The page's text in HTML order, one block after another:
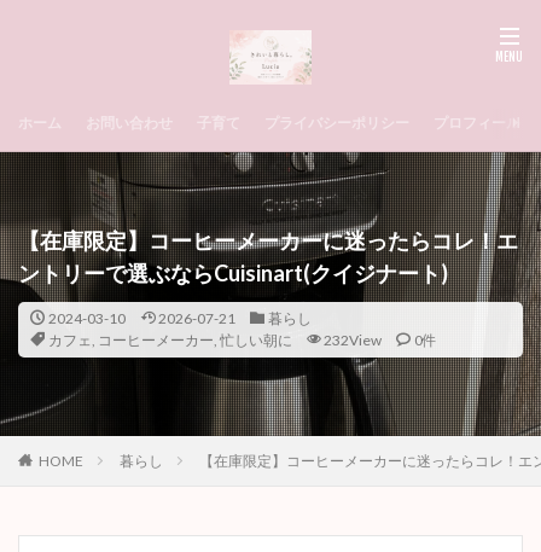
ホーム お問い合わせ 子育て プライバシーポリシー プロフィール
【在庫限定】コーヒーメーカーに迷ったらコレ！エ
ントリーで選ぶならCuisinart(クイジナート)
2024-03-10 2026-07-21
暮らし
カフェ, コーヒーメーカー, 忙しい朝に 232View 0件
HOME 暮らし 【在庫限定】コーヒーメーカーに迷ったらコレ！